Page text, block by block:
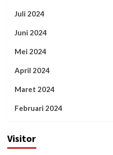
Juli 2024
Juni 2024
Mei 2024
April 2024
Maret 2024
Februari 2024
Visitor